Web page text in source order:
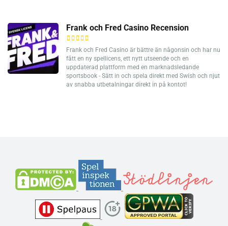
Frank och Fred Casino Recension
Frank och Fred Casino är bättre än någonsin och har nu
fått en ny spellicens, ett nytt utseende och en
uppdaterad plattform med en marknadsledande
sportsbook - Sätt in och spela direkt med Swish och njut
av snabba utbetalningar direkt in på kontot!